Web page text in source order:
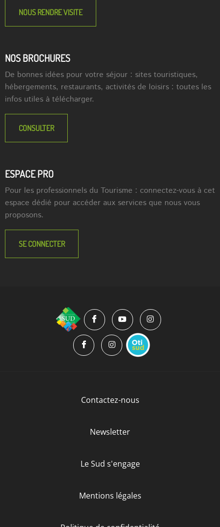
NOUS RENDRE VISITE
NOS BROCHURES
De bonnes idées pour votre séjour : sites touristiques,
hébergements, restaurants, activités de loisirs : toutes les
infos utiles à télécharger.
CONSULTER
ESPACE PRO
Pour les professionnels du Tourisme : connectez-vous à cet
espace dédié pour accéder aux services que nous vous
proposons.
SE CONNECTER
Contactez-nous
Newsletter
Le Sud s'engage
Mentions légales